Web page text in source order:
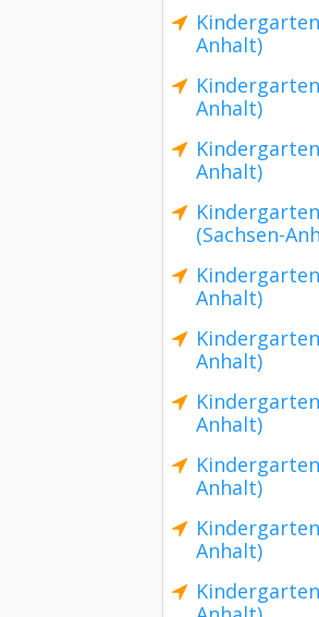
Anhalt)
Anhalt)
Anhalt)
(Sachsen-
Anhalt)
Anhalt)
Anhalt)
Anhalt)
Anhalt)